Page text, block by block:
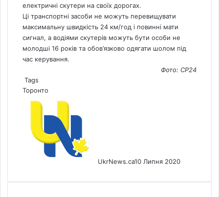
електричні скутери на своїх дорогах.
Ці транспортні засоби не можуть перевищувати
максимальну швидкість 24 км/год і повинні мати
сигнал, а водіями скутерів можуть бути особи не
молодші 16 років та обов’язково одягати шолом під
час керування.
Фото: СP24
Tags
Торонто
UkrNews.ca10 Липня 2020